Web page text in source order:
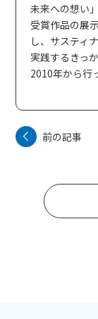
未来への想い
受賞作品の展
し、サスティ
実践するきっ
2010年から行
前の記事